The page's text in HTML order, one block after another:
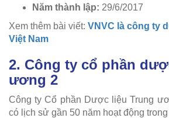
Năm thành lập: 29/6/2017
Xem thêm bài viết: VNVC là công ty
Việt Nam
2. Công ty cổ phần
ương 2
Công ty Cổ phần Dược liệu Trung
có lịch sử gần 50 năm hoạt động